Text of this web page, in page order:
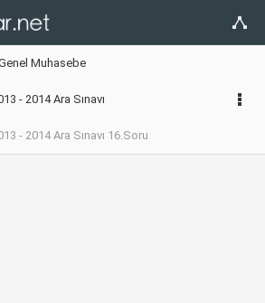
Muhasebe
- 2014 Ara Sınavı
- 2014 Ara Sınavı 16.Soru